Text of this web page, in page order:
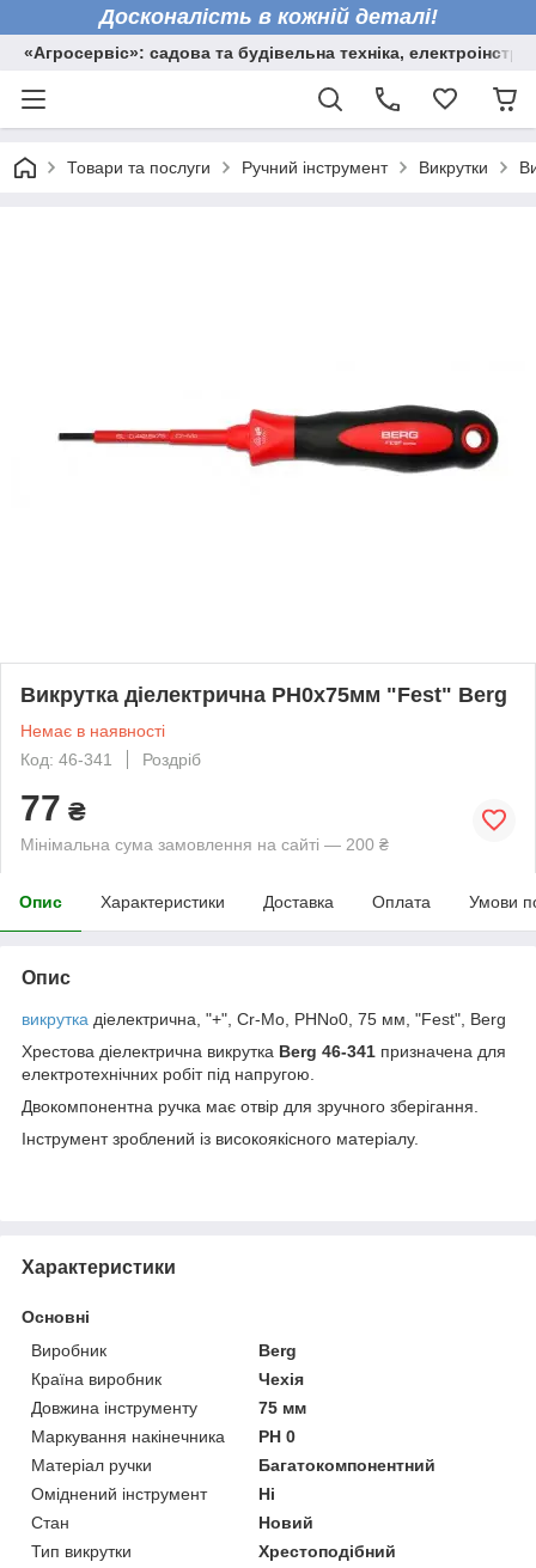
Досконалість в кожній деталі!
«Агросервіс»: садова та будівельна техніка,
Товари та послуги Ручний інструмент Викрутки
Викрутка діелектрична PH0х75мм "Fest" Berg
Немає в наявності
Код: 46-341
Роздріб
77 ₴
Мінімальна сума замовлення на сайті — 200 ₴
Опис Характеристики Доставка Оплата Умови
Опис
викрутка діелектрична, "+", Cr-Mo, PHNo0, 75 мм, "Fest", Berg
Хрестова діелектрична викрутка Berg 46-341 призначена для
електротехнічних робіт під напругою.
Двокомпонентна ручка має отвір для зручного зберігання.
Інструмент зроблений із високоякісного матеріалу.
Характеристики
Основні
Виробник
Berg
Країна виробник
Чехія
Довжина інструменту
75 мм
Маркування накінечника
PH 0
Матеріал ручки
Багатокомпонентний
Оміднений інструмент
Ні
Стан
Новий
Тип викрутки
Хрестоподібний